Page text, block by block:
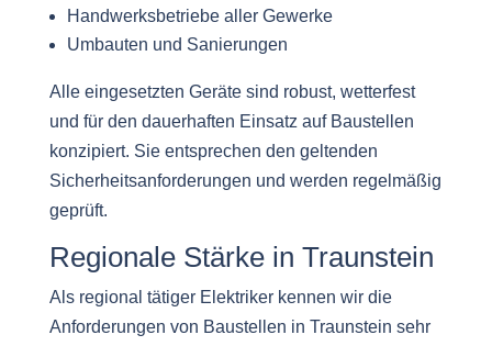
Handwerksbetriebe aller Gewerke
Umbauten und Sanierungen
Alle eingesetzten Geräte sind robust, wetterfest
und für den dauerhaften Einsatz auf Baustellen
konzipiert. Sie entsprechen den geltenden
Sicherheitsanforderungen und werden regelmäßig
geprüft.
Regionale Stärke in Traunstein
Als regional tätiger Elektriker kennen wir die
Anforderungen von Baustellen in Traunstein sehr